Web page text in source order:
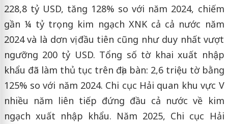
228,8 tỷ USD, tăng 128% so với năm 2024, chiếm
gần ¼ tỷ trọng kim ngạch XNK cả cả nước năm
2024 và là dơn vị đầu tiên cũng như duy nhất vượt
ngưỡng 200 tỷ USD. Tổng số tờ khai xuất nhập
khẩu đã làm thủ tục trên địa bàn: 2,6 triệu tờ bằng
125% so với năm 2024. Chi cục Hải quan khu vực V
nhiều năm liên tiếp đứng đầu cả nước về kim
ngạch xuất nhập khẩu. Năm 2025, Chi cục Hải